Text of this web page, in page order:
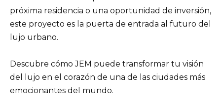
próxima residencia o una oportunidad de inversión,
este proyecto es la puerta de entrada al futuro del
lujo urbano.
Descubre cómo JEM puede transformar tu visión
del lujo en el corazón de una de las ciudades más
emocionantes del mundo.